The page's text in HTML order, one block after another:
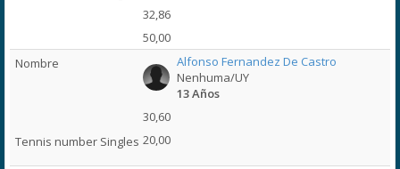
32,86
50,00
Alfonso Fernandez De Castro
Nenhuma/UY
13 Años
30,60
20,00